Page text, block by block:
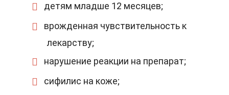
детям младше 12 месяцев;
врожденная чувствительность к
лекарству;
нарушение реакции на препарат;
сифилис на коже;